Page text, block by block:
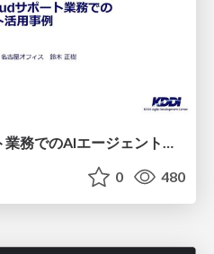
Atlassian Cloudサポート業務でのAIエージェント活用事例
0 480